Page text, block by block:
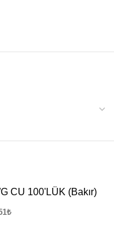
CU 100'LÜK (Bakır)
₺